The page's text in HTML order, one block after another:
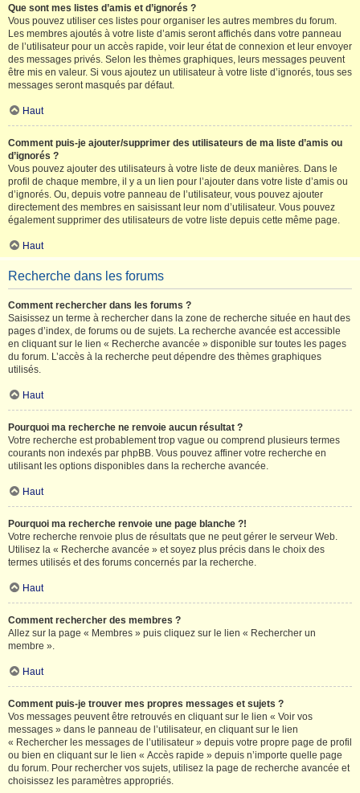
Que sont mes listes d’amis et d’ignorés ?
Vous pouvez utiliser ces listes pour organiser les autres membres du forum.
Les membres ajoutés à votre liste d’amis seront affichés dans votre panneau
de l’utilisateur pour un accès rapide, voir leur état de connexion et leur envoyer
des messages privés. Selon les thèmes graphiques, leurs messages peuvent
être mis en valeur. Si vous ajoutez un utilisateur à votre liste d’ignorés, tous ses
messages seront masqués par défaut.
Haut
Comment puis-je ajouter/supprimer des utilisateurs de ma liste d’amis ou
d’ignorés ?
Vous pouvez ajouter des utilisateurs à votre liste de deux manières. Dans le
profil de chaque membre, il y a un lien pour l’ajouter dans votre liste d’amis ou
d’ignorés. Ou, depuis votre panneau de l’utilisateur, vous pouvez ajouter
directement des membres en saisissant leur nom d’utilisateur. Vous pouvez
également supprimer des utilisateurs de votre liste depuis cette même page.
Haut
Recherche dans les forums
Comment rechercher dans les forums ?
Saisissez un terme à rechercher dans la zone de recherche située en haut des
pages d’index, de forums ou de sujets. La recherche avancée est accessible
en cliquant sur le lien « Recherche avancée » disponible sur toutes les pages
du forum. L’accès à la recherche peut dépendre des thèmes graphiques
utilisés.
Haut
Pourquoi ma recherche ne renvoie aucun résultat ?
Votre recherche est probablement trop vague ou comprend plusieurs termes
courants non indexés par phpBB. Vous pouvez affiner votre recherche en
utilisant les options disponibles dans la recherche avancée.
Haut
Pourquoi ma recherche renvoie une page blanche ?!
Votre recherche renvoie plus de résultats que ne peut gérer le serveur Web.
Utilisez la « Recherche avancée » et soyez plus précis dans le choix des
termes utilisés et des forums concernés par la recherche.
Haut
Comment rechercher des membres ?
Allez sur la page « Membres » puis cliquez sur le lien « Rechercher un
membre ».
Haut
Comment puis-je trouver mes propres messages et sujets ?
Vos messages peuvent être retrouvés en cliquant sur le lien « Voir vos
messages » dans le panneau de l’utilisateur, en cliquant sur le lien
« Rechercher les messages de l’utilisateur » depuis votre propre page de profil
ou bien en cliquant sur le lien « Accès rapide » depuis n’importe quelle page
du forum. Pour rechercher vos sujets, utilisez la page de recherche avancée et
choisissez les paramètres appropriés.